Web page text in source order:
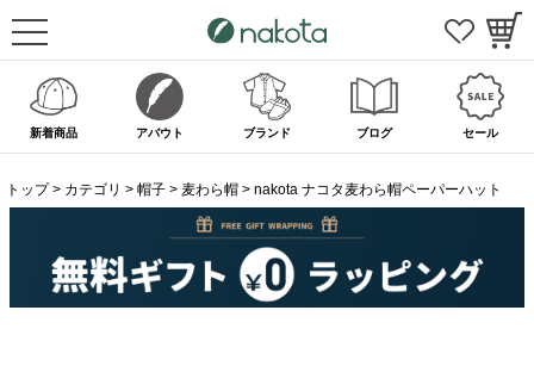
新着商品 アバウト ブランド ブログ セール
トップ カテゴリ 帽子 麦わら帽 nakota ナコタ麦わら帽ペーパーハット